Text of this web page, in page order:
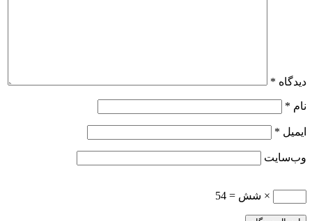
دیدگاه *
نام *
ایمیل *
وب‌سایت
× شش = 54